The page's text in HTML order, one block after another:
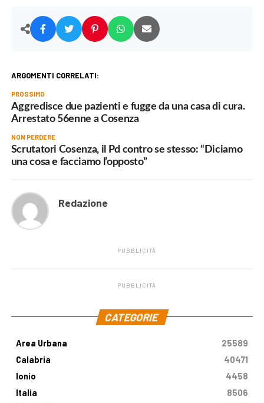
ARGOMENTI CORRELATI:
PROSSIMO
Aggredisce due pazienti e fugge da una casa di cura.
Arrestato 56enne a Cosenza
NON PERDERE
Scrutatori Cosenza, il Pd contro se stesso: “Diciamo
una cosa e facciamo l’opposto”
Redazione
PUBBLICITÀ
PUBBLICITÀ
CATEGORIE
Area Urbana
25589
Calabria
40471
Ionio
4458
Italia
8506